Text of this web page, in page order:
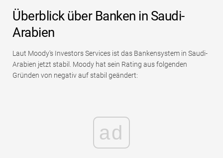
Risikomanagement-Tutorials
Überblick über Banken in Saudi-
Arabien
Laut Moody's Investors Services ist das Bankensystem in Saudi-
Arabien jetzt stabil. Moody hat sein Rating aus folgenden
Gründen von negativ auf stabil geändert:
ad